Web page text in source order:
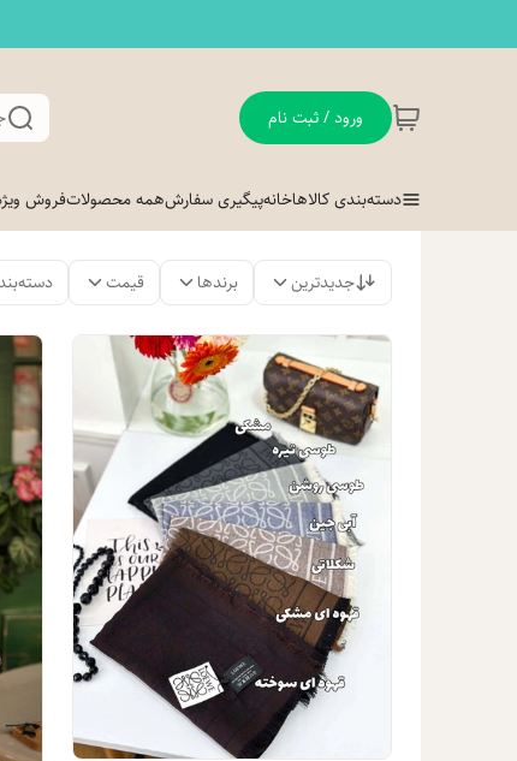
ورود / ثبت نام
دسته‌بندی کالاهاخانهپیگیری سفارشهمه محصولاتفروش
جدیدترین برندها قیمت